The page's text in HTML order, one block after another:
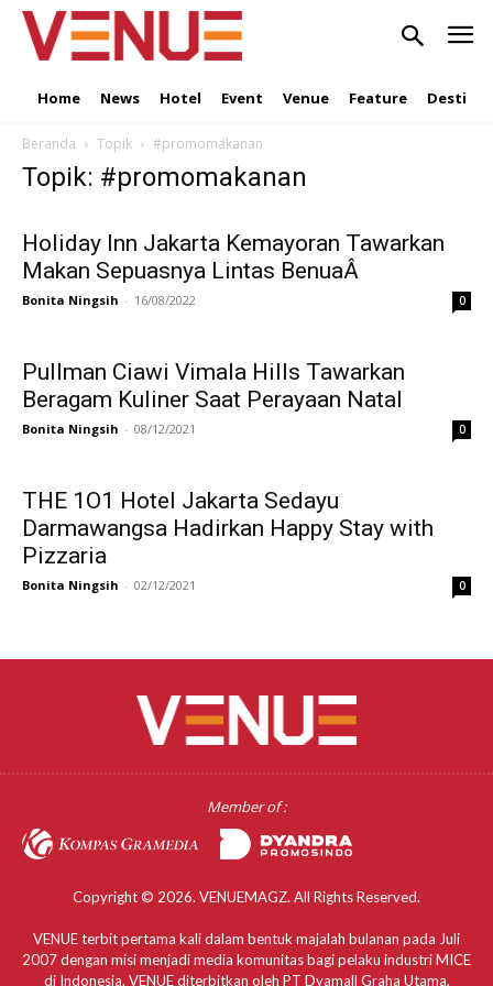
Home News Hotel Event Venue Feature
Beranda Topik #promomakanan
Topik: #promomakanan
Holiday Inn Jakarta Kemayoran Tawarkan
Makan Sepuasnya Lintas BenuaÂ
Bonita Ningsih - 16/08/2022 0
Pullman Ciawi Vimala Hills Tawarkan
Beragam Kuliner Saat Perayaan Natal
Bonita Ningsih - 08/12/2021 0
THE 1O1 Hotel Jakarta Sedayu
Darmawangsa Hadirkan Happy Stay with
Pizzaria
Bonita Ningsih - 02/12/2021 0
Member of :
Copyright © 2026. VENUEMAGZ. All Rights Reserved.
VENUE terbit pertama kali dalam bentuk majalah bulanan pada Juli
2007 dengan misi menjadi media komunitas bagi pelaku industri MICE
di Indonesia. VENUE diterbitkan oleh PT Dyamall Graha Utama,